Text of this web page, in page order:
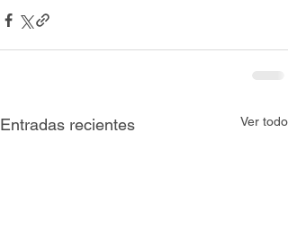
Entradas recientes Ver todo